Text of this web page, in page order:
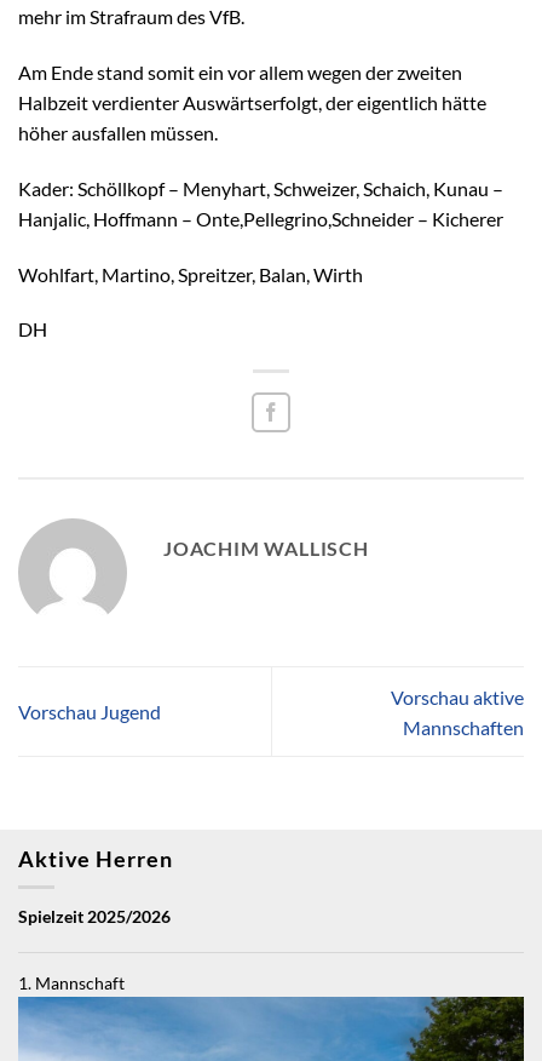
mehr im Strafraum des VfB.
Am Ende stand somit ein vor allem wegen der zweiten
Halbzeit verdienter Auswärtserfolgt, der eigentlich hätte
höher ausfallen müssen.
Kader: Schöllkopf – Menyhart, Schweizer, Schaich, Kunau –
Hanjalic, Hoffmann – Onte,Pellegrino,Schneider – Kicherer
Wohlfart, Martino, Spreitzer, Balan, Wirth
DH
JOACHIM WALLISCH
Vorschau Jugend
Vorschau aktive
Mannschaften
Aktive Herren
Spielzeit 2025/2026
1. Mannschaft